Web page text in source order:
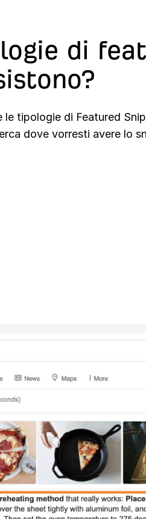
di
le tipologie di Featured
dove vorresti avere lo